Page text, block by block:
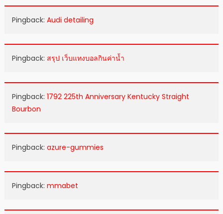
Pingback: Audi detailing
Pingback: สรุป เว็บแทงบอลกินค่าน้ำ
Pingback: 1792 225th Anniversary Kentucky Straight
Bourbon
Pingback: azure-gummies
Pingback: mmabet